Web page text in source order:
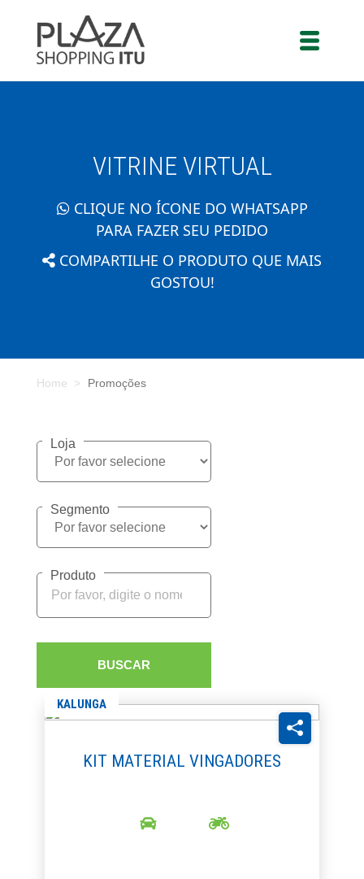
VITRINE VIRTUAL
CLIQUE NO ÍCONE DO WHATSAPP
PARA FAZER SEU PEDIDO
COMPARTILHE O PRODUTO QUE MAIS
GOSTOU!
Home Promoções
Loja
Segmento
Produto
BUSCAR
KALUNGA
KIT MATERIAL VINGADORES